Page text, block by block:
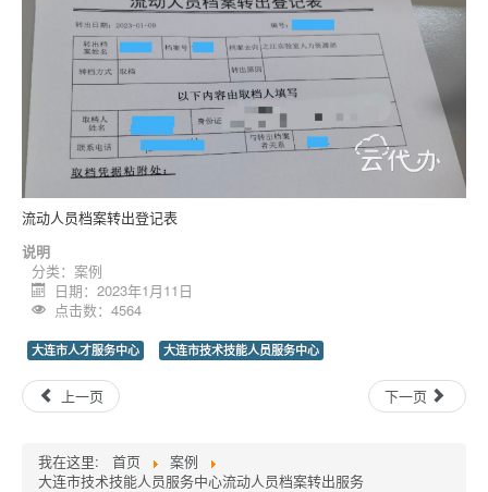
流动人员档案转出登记表
说明
分类： 案例
日期：2023年1月11日
点击数：4564
大连市人才服务中心 大连市技术技能人员服务中心
上一页 下一页
我在这里: 首页
案例
大连市技术技能人员服务中心流动人员档案转出服务